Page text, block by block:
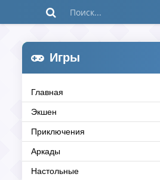
Игры
Главная
Экшен
Приключения
Аркады
Настольные